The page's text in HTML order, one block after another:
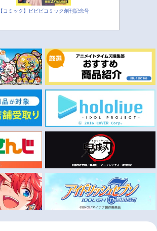
【コミック】ビビビコミック創刊記念号